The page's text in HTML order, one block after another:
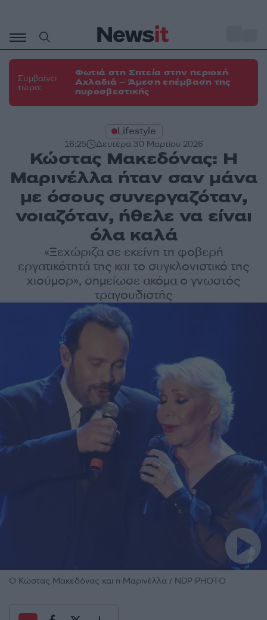
περιεχόμενο
Συμβαίνει
τώρα:
Φωτιά στη Σητεία στην περιοχή
Αχλαδιά – Άμεση επέμβαση της
πυροσβεστικής
Lifestyle
16:25 Δευτέρα 30 Μαρτίου 2026
Κώστας Μακεδόνας: Η
Μαρινέλλα ήταν σαν μάνα
με όσους συνεργαζόταν,
νοιαζόταν, ήθελε να είναι
όλα καλά
«Ξεχώριζα σε εκείνη τη φοβερή
εργατικότητά της και το συγκλονιστικό της
χιούμορ», σημείωσε ακόμα ο γνωστός
τραγουδιστής
Ο Κώστας Μακεδόνας και η Μαρινέλλα / NDP PHOTO